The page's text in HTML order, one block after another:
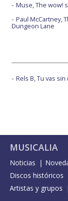
Muse, The wow!
Paul McCartney,
Dungeon Lane
Rels B, Tu vas sin
MUSICALIA
Noticias
Discos históricos
Artistas y grupos